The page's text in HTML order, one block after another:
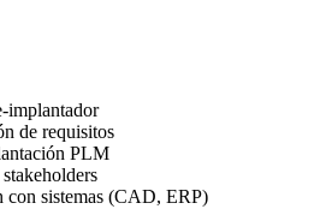
implantador
de requisitos
PLM
con sistemas (CAD, ERP)